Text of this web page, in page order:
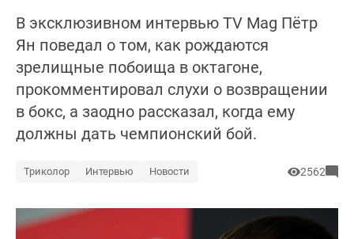
В эксклюзивном интервью TV Mag Пётр
Ян поведал о том, как рождаются
зрелищные побоища в октагоне,
прокомментировал слухи о возвращении
в бокс, а заодно рассказал, когда ему
должны дать чемпионский бой.
Триколор Интервью Новости 2562